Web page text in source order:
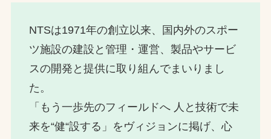
NTSは1971年の創立以来、国内外のスポー
ツ施設の建設と管理・運営、製品やサービ
スの開発と提供に取り組んでまいりまし
た。
「もう一歩先のフィールドへ 人と技術で未
来を“健“設する」をヴィジョンに掲げ、心